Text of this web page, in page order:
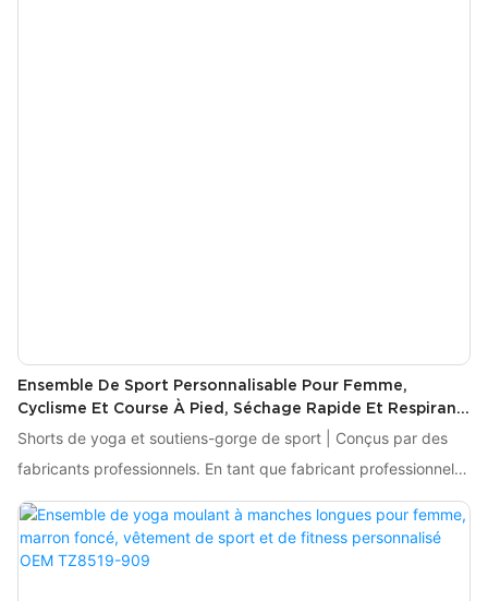
Ensemble De Sport Personnalisable Pour Femme,
Cyclisme Et Course À Pied, Séchage Rapide Et Respirant
XTTZ07
Shorts de yoga et soutiens-gorge de sport | Conçus par des
fabricants professionnels. En tant que fabricant professionnel,
nous concevons nos shorts de yoga et nos soutiens-gorge de
sport pour allier une fonctionnalité sans compromis à un confort
quotidien, adaptés à chaque posture, étirement et mouvement